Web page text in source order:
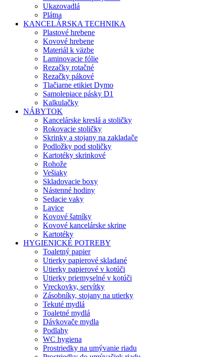
Ukazovadlá
Plátna
KANCELÁRSKA TECHNIKA
Plastové hrebene
Kovové hrebene
Materiál k väzbe
Laminovacie fólie
Rezačky rotačné
Rezačky pákové
Tlačiarne etikiet Dymo
Samolepiace pásky D1
Kalkulačky
NÁBYTOK
Kancelárske kreslá a stoličky
Rokovacie stoličky
Skrinky a stojany na zakladače
Podložky pod stoličky
Kartotéky skrinkové
Rohože
Vešiaky
Skladovacie boxy
Nástenné hodiny
Sedacie vaky
Lavice
Kovové šatníky
Kovové kancelárske skrine
Kartotéky
HYGIENICKÉ POTREBY
Toaletný papier
Utierky papierové skladané
Utierky papierové v kotúči
Utierky priemyselné v kotúči
Vreckovky, servítky
Zásobníky, stojany na utierky
Tekuté mydlá
Toaletné mydlá
Dávkovače mydla
Podlahy
WC hygiena
Prostriedky na umývanie riadu